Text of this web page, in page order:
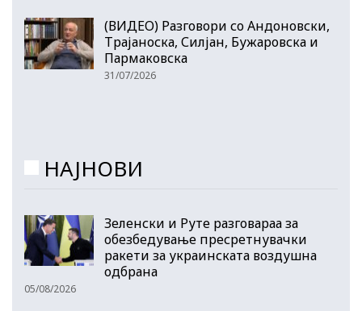
(ВИДЕО) Разговори со Андоновски,
Трајаноска, Силјан, Бужаровска и
Пармаковска
31/07/2026
НАЈНОВИ
Зеленски и Руте разговараа за
обезбедување пресретнувачки
ракети за украинската воздушна
одбрана
05/08/2026